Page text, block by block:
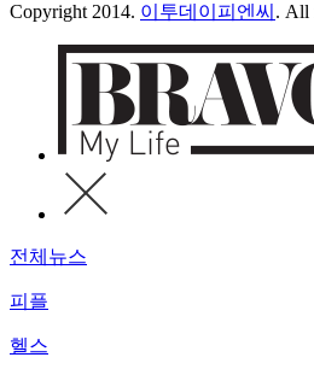
Copyright 2014. 이투데이피엔씨 . All
전체뉴스
피플
헬스